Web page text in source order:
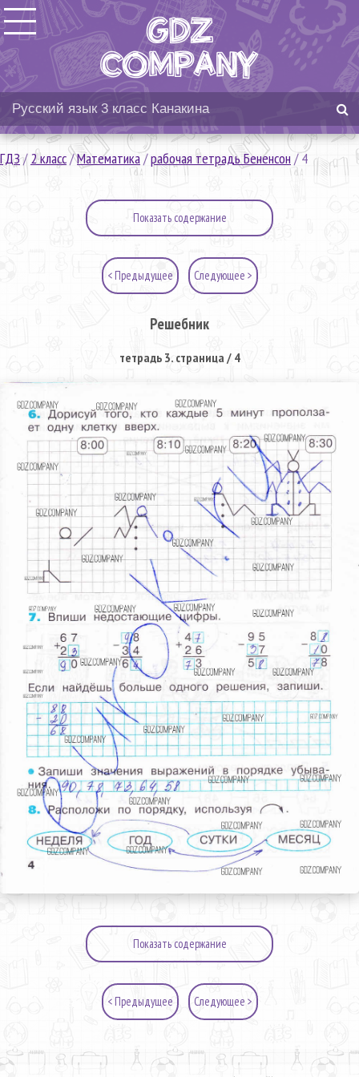
ГДЗ/2 класс/Математика/рабочая тетрадь Бененсон /4
Показать содержание
< Предыдущее Следующее >
Решебник
тетрадь 3. страница / 4
Показать содержание
< Предыдущее Следующее >